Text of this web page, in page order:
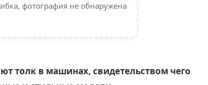
фотография не обнаружена
толк в машинах, свидетельством чего